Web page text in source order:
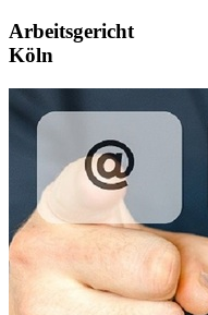
Arbeitsgericht
Köln